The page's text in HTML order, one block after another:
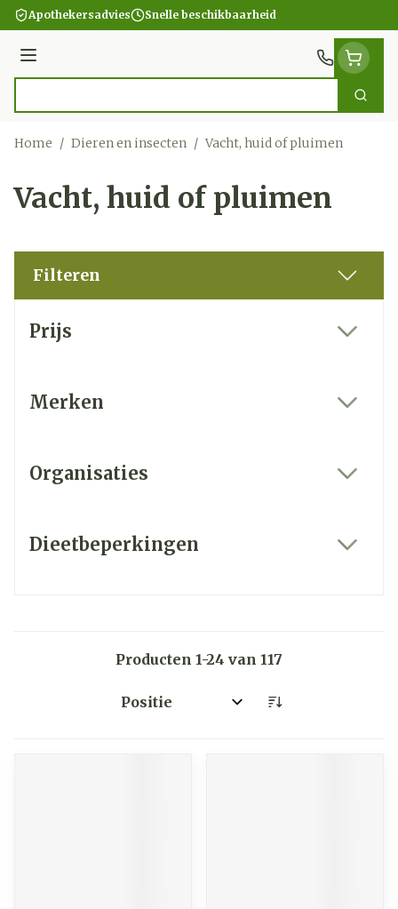
Ga naar de inhoud
Apothekersadvies Snelle beschikbaarheid
Menu
Zoek
Home / Dieren en insecten / Vacht, huid of pluimen
Vacht, huid of pluimen
Filteren
Prijs
Merken
Organisaties
Dieetbeperkingen
Producten 1-24 van 117
Sorteer op: